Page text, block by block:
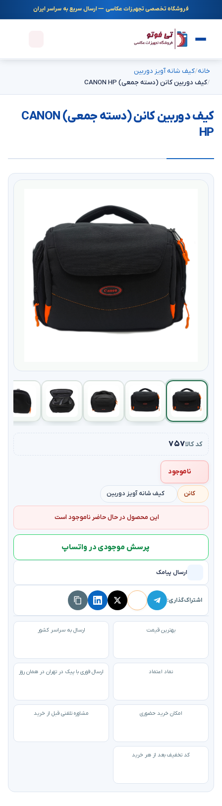
فروشگاه تخصصی تجهیزات عکاسی — ارسال سریع به سراسر ایران
خانه کیف شانه آویز دوربین
کیف دوربین کانن (دسته جمعی) CANON HP
کیف دوربین کانن (دسته جمعی) CANON
HP
کد کالا۷۵۷
ناموجود
کانن کیف شانه آویز دوربین
این محصول در حال حاضر ناموجود است
پرسش موجودی در واتساپ
ارسال پیامک
اشتراک‌گذاری:
بهترین قیمت ارسال به سراسر کشور
نماد اعتماد ارسال فوری با پیک در تهران در همان روز
امکان خرید حضوری مشاوره تلفنی قبل از خرید
کد تخفیف بعد از هر خرید